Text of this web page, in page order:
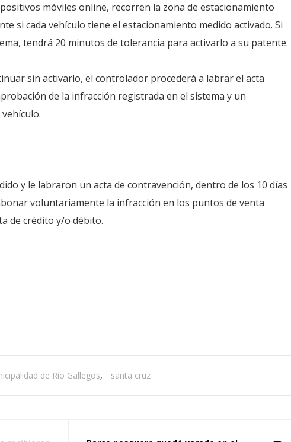
móviles online, recorren la zona de estacionamiento
si cada vehículo tiene el estacionamiento medido activado. Si
tendrá 20 minutos de tolerancia para activarlo a su patente.
sin activarlo, el controlador procederá a labrar el acta
de la infracción registrada en el sistema y un
y le labraron un acta de contravención, dentro de los 10 días
voluntariamente la infracción en los puntos de venta
de crédito y/o débito.
de Río Gallegos, santa cruz